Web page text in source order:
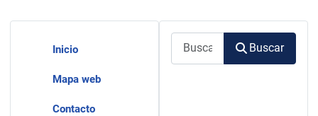
Inicio
Mapa web
Contacto
Buscar